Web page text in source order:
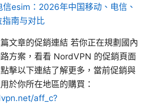
信esim：2026年中国移动、电信、
南与对比
篇文章的促銷連結 若你正在規劃國內
方案，看看 NordVPN 的促銷頁面
擊以下連結了解更多，當前促銷與
於你所在地區的購買：
aff_c?